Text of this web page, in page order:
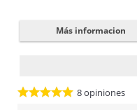
Más informacion
8opiniones